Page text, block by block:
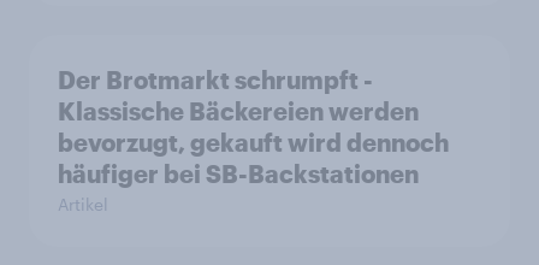
Der Brotmarkt schrumpft -
Klassische Bäckereien werden
bevorzugt, gekauft wird dennoch
häufiger bei SB-Backstationen
Artikel